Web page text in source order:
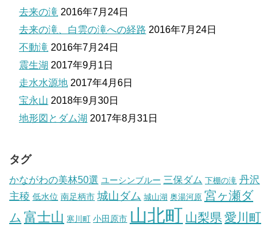
去来の滝 2016年7月24日
去来の滝、白雲の滝への経路 2016年7月24日
不動滝 2016年7月24日
震生湖 2017年9月1日
走水水源地 2017年4月6日
宝永山 2018年9月30日
地形図とダム湖 2017年8月31日
タグ
かながわの美林50選 ユーシンブルー 三保ダム 下棚の滝 丹沢
主稜 低水位 南足柄市 城山ダム 城山湖 奥湯河原 宮ヶ瀬ダ
ム 富士山 寒川町 小田原市 山北町 山梨県 愛川町